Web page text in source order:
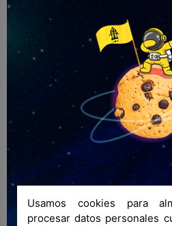
Presencial / Onsite /
Contacto de
Emergency contact
contacter en cas
Nombre y apellidos /
Prénom et nom
Correo electrónico / Email
Usamos cookies para
procesar datos personales